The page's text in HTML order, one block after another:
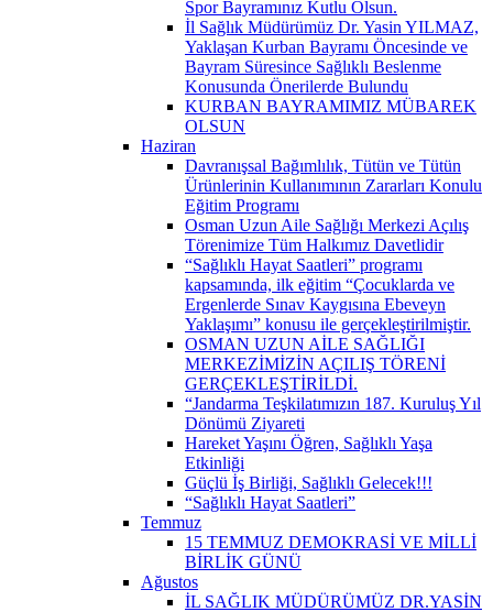
Spor Bayramınız Kutlu Olsun.
İl Sağlık Müdürümüz Dr. Yasin YILMAZ,
Yaklaşan Kurban Bayramı Öncesinde ve
Bayram Süresince Sağlıklı Beslenme
Konusunda Önerilerde Bulundu
KURBAN BAYRAMIMIZ MÜBAREK
OLSUN
Haziran
Davranışsal Bağımlılık, Tütün ve Tütün
Ürünlerinin Kullanımının Zararları Konulu
Eğitim Programı
Osman Uzun Aile Sağlığı Merkezi Açılış
Törenimize Tüm Halkımız Davetlidir
“Sağlıklı Hayat Saatleri” programı
kapsamında, ilk eğitim “Çocuklarda ve
Ergenlerde Sınav Kaygısına Ebeveyn
Yaklaşımı” konusu ile gerçekleştirilmiştir.
OSMAN UZUN AİLE SAĞLIĞI
MERKEZİMİZİN AÇILIŞ TÖRENİ
GERÇEKLEŞTİRİLDİ.
“Jandarma Teşkilatımızın 187. Kuruluş Yıl
Dönümü Ziyareti
Hareket Yaşını Öğren, Sağlıklı Yaşa
Etkinliği
Güçlü İş Birliği, Sağlıklı Gelecek!!!
“Sağlıklı Hayat Saatleri”
Temmuz
15 TEMMUZ DEMOKRASİ VE MİLLİ
BİRLİK GÜNÜ
Ağustos
İL SAĞLIK MÜDÜRÜMÜZ DR.YASİN